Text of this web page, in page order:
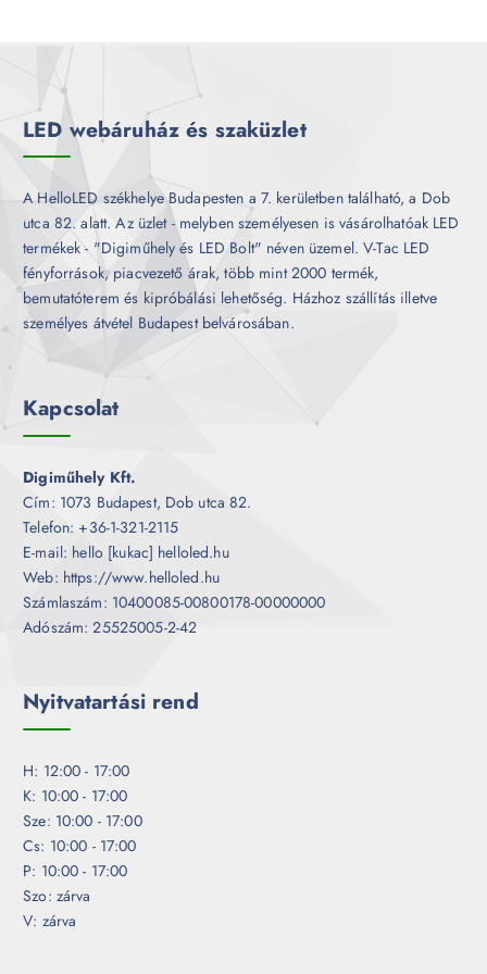
LED webáruház és szaküzlet
A HelloLED székhelye Budapesten a 7. kerületben található, a Dob
utca 82. alatt. Az üzlet - melyben személyesen is vásárolhatóak LED
termékek - "Digiműhely és LED Bolt" néven üzemel. V-Tac LED
fényforrások, piacvezető árak, több mint 2000 termék,
bemutatóterem és kipróbálási lehetőség. Házhoz szállítás illetve
személyes átvétel Budapest belvárosában.
Kapcsolat
Digiműhely Kft.
Cím: 1073 Budapest, Dob utca 82.
Telefon: +36-1-321-2115
E-mail: hello [kukac] helloled.hu
Web: https://www.helloled.hu
Számlaszám: 10400085-00800178-00000000
Adószám: 25525005-2-42
Nyitvatartási rend
H: 12:00 - 17:00
K: 10:00 - 17:00
Sze: 10:00 - 17:00
Cs: 10:00 - 17:00
P: 10:00 - 17:00
Szo: zárva
V: zárva